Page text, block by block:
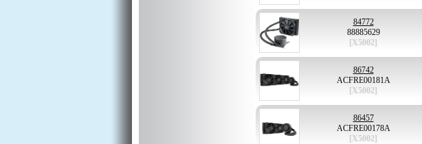
84772
88885629
[X5002]
86742
ACFRE00181A
[X5002]
86457
ACFRE00178A
[X5002]